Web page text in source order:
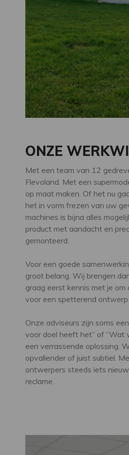
ONZE
Met een team van 12
Flevoland. Met een
op maat maken. Of het nu
het in vorm frezen van uw
machines is bijna alles
product met aandacht en
gemonteerd.
Voor een goede
groot belang. Wij brengen
graag eerst kennis met je
voor een spetterend
Onze adviseurs zijn soms
voor doel heeft het” of “Wat
een verrassende oplossing.
opvallender of juist subtiel.
ontwerpers steeds iets
reclame.